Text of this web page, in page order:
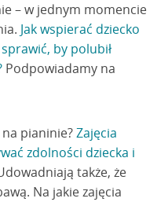
– w jednym momencie
Jak wspierać dziecko
by polubił
Podpowiadamy na
pianinie?Zajęcia
zdolności dziecka i
także, że
Na jakie zajęcia